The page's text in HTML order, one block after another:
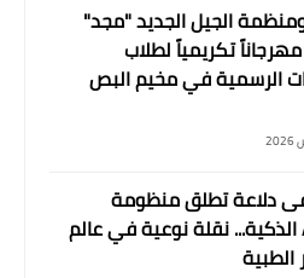
صور تستقبل وفدا
في الجنوب المنطقة
الجيل الجديد "مجد"
تكريمياً لطلاب
الرسمية في مخيم البص
دلاعة تطلق منظومة
AOHUA الذكية... نقلة نوعية في عالم
الطبية